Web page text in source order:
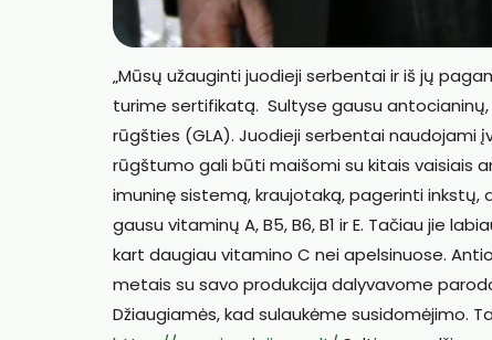
„Mūsų užauginti juodieji serbentai ir iš jų
turime sertifikatą. Sultyse gausu
rūgšties (GLA). Juodieji serbentai naudojami
rūgštumo gali būti maišomi su kitais vaisiais
imuninę sistemą, kraujotaką, pagerinti
gausu vitaminų A, B5, B6, B1 ir E. Tačiau jie
kart daugiau vitamino C nei apelsinuose.
metais su savo produkcija dalyvavome
Džiaugiamės, kad sulaukėme susidomėjimo.